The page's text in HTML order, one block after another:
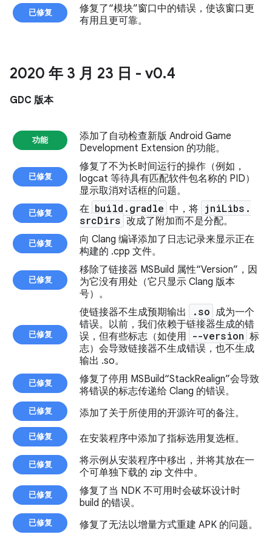
已修复
修复了“模块”窗口中的错误，使该窗口更
有用且更可靠。
2020 年 3 月 23 日 - v0.4
GDC 版本
功能
添加了自动检查新版 Android Game
Development Extension 的功能。
已修复
修复了不为长时间运行的操作（例如，
logcat 等待具有匹配软件包名称的 PID）
显示取消对话框的问题。
已修复 在 build .gradle 中，将 jniLibs .
srcDirs 改成了附加而不是分配。
已修复
向 Clang 编译添加了日志记录来显示正在
构建的 .cpp 文件。
已修复
移除了链接器 MSBuild 属性“Version”，因
为它没有用处（它只显示 Clang 版本
号）。
已修复
使链接器不生成预期输出 .so 成为一个
错误。以前，我们依赖于链接器生成的错
误，但有些标志（如使用 --version 标
志）会导致链接器不生成错误，也不生成
输出 .so。
已修复
修复了停用 MSBuild“StackRealign”会导致
将错误的标志传递给 Clang 的错误。
已修复 添加了关于所使用的开源许可的备注。
已修复 在安装程序中添加了指标选用复选框。
已修复
将示例从安装程序中移出，并将其放在一
个可单独下载的 zip 文件中。
已修复
修复了当 NDK 不可用时会破坏设计时
build 的错误。
已修复 修复了无法以增量方式重建 APK 的问题。